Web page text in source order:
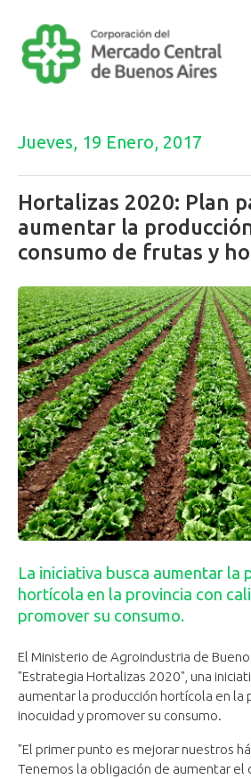
Jueves, 19 Enero, 2017
Hortalizas 2020: Plan
aumentar la
consumo de frutas y
La iniciativa busca aumentar la
hortícola en la provincia con
promover su consumo.
El Ministerio de Agroindustria de
"Estrategia Hortalizas 2020", una
aumentar la producción hortícola en la
inocuidad y promover su consumo.
"El primer punto es mejorar nuestros
Tenemos la obligación de aumentar el